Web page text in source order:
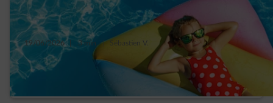
19/06/2026 3 min. | Sébastien V.
Jouw checklist om energie te besparen voor
je op vakantie vertrekt